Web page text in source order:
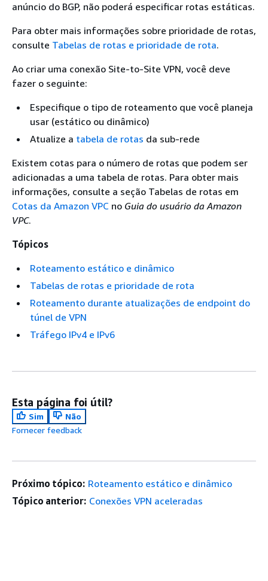
anúncio do BGP, não poderá especificar rotas estáticas.
Para obter mais informações sobre prioridade de rotas,
consulte Tabelas de rotas e prioridade de rota.
Ao criar uma conexão Site-to-Site VPN, você deve
fazer o seguinte:
Especifique o tipo de roteamento que você planeja
usar (estático ou dinâmico)
Atualize a tabela de rotas da sub-rede
Existem cotas para o número de rotas que podem ser
adicionadas a uma tabela de rotas. Para obter mais
informações, consulte a seção Tabelas de rotas em
Cotas da Amazon VPC no Guia do usuário da Amazon
VPC.
Tópicos
Roteamento estático e dinâmico
Tabelas de rotas e prioridade de rota
Roteamento durante atualizações de endpoint do
túnel de VPN
Tráfego IPv4 e IPv6
Esta página foi útil?
Sim
Não
Fornecer feedback
Próximo tópico: Roteamento estático e dinâmico
Tópico anterior: Conexões VPN aceleradas